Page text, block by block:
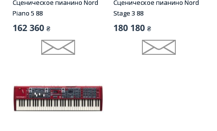
Сценическое пианино Nord
Piano 5 88
162 360 ₴
Сценическое пианино Nord
Stage 3 88
180 180 ₴